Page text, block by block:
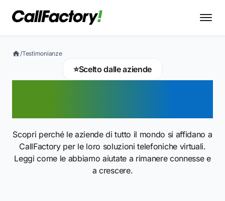
/Testimonianze
⭐Scelto dalle aziende
Scopri perché le aziende di tutto il mondo si affidano a
CallFactory per le loro soluzioni telefoniche virtuali.
Leggi come le abbiamo aiutate a rimanere connesse e
a crescere.